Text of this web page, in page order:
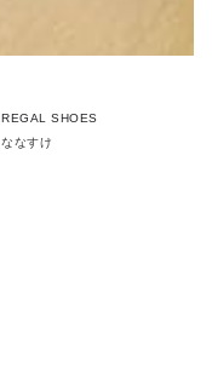
REGAL SHOES
ななすけ